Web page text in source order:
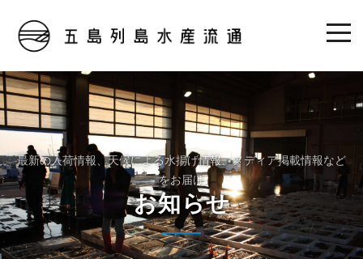
最新の入荷情報、天候による水揚げ情報、メディア掲載情報など
をお届け
お知らせ